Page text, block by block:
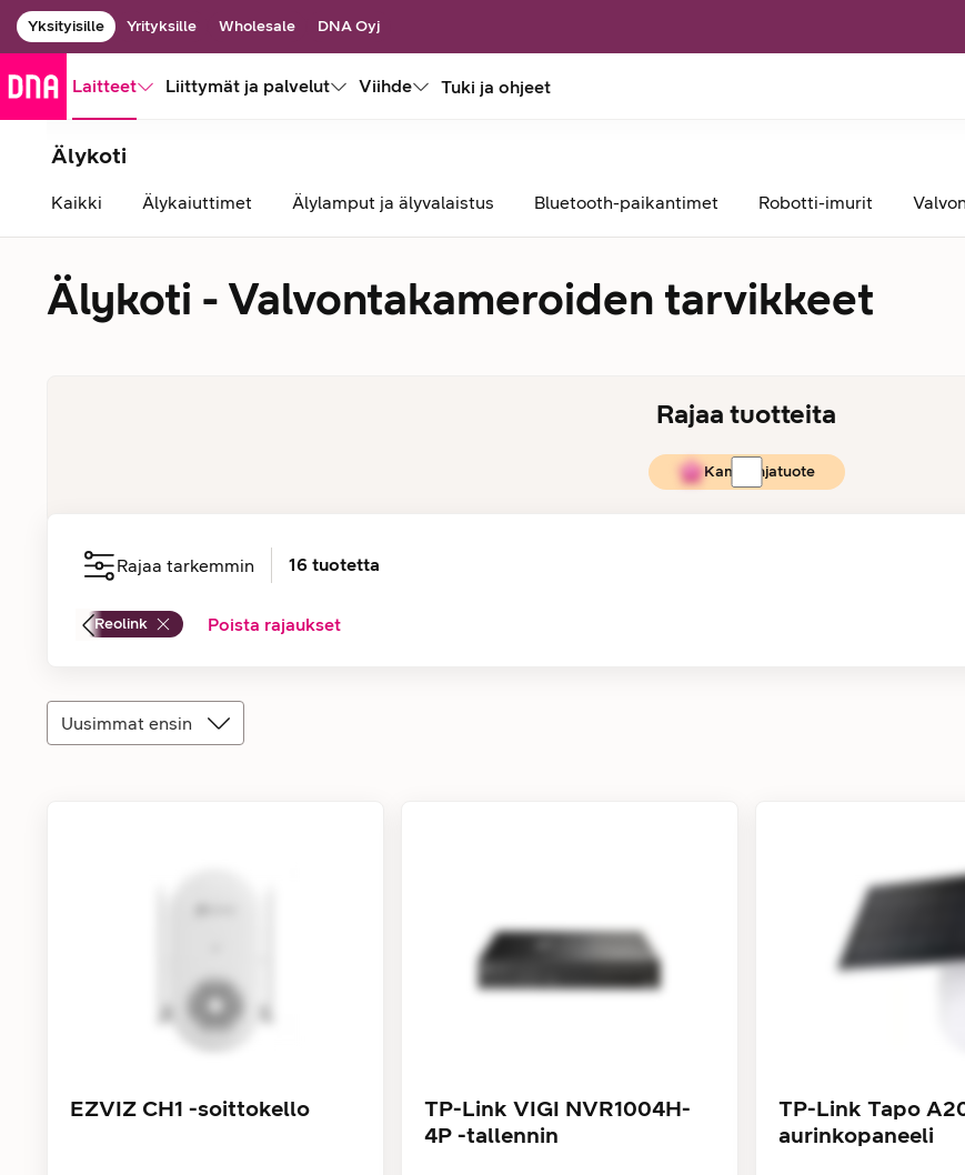
Yksityisille Yrityksille Wholesale DNA Oyj
Laitteet Liittymät ja palvelut Viihde Tuki ja ohjeet
Älykoti
Kaikki Älykaiuttimet Älylamput ja älyvalaistus Bluetooth-paikantimet Robotti-imurit
Älykoti - Valvontakameroiden tarvikkeet
Rajaa tuotteita
Kampanjatuote
Rajaa tarkemmin 16 tuotetta
Reolink Poista rajaukset
Uusimmat ensin
EZVIZ CH1 -soittokello
TP-Link VIGI NVR1004H-
4P -tallennin
TP-Link Tapo
aurinkopaneeli